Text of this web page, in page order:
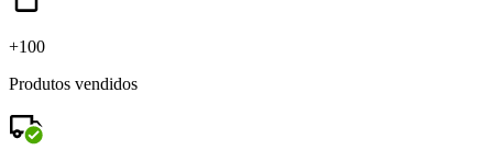
+100
Produtos vendidos